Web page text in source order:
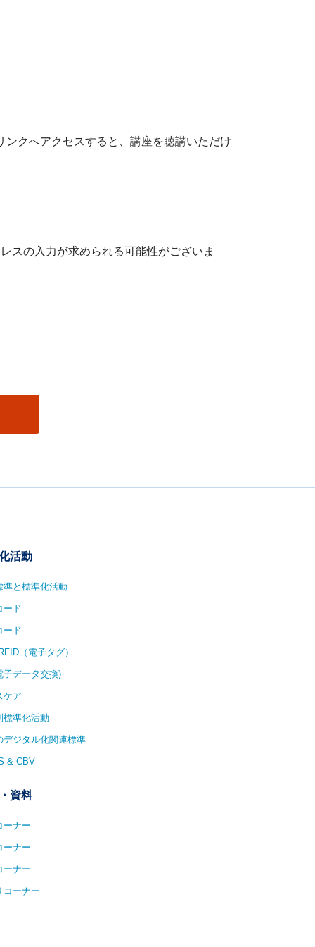
クへアクセスすると、講座を聴講いただけ
スの入力が求められる可能性がございま
活動
準と標準化活動
ード
ード
（電子タグ）
子データ交換)
ケア
標準化活動
デジタル化関連標準
& CBV
資料
ーナー
ーナー
ーナー
コーナー